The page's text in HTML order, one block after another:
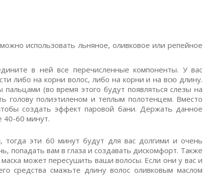
использовать льняное, оливковое или репейное
в ней все перечисленные компоненты. У вас
либо на корни волос, либо на корни и на всю длину.
(во время этого будут появляться слезы на
голову полиэтиленом и теплым полотенцем. Вместо
создать эффект паровой бани. Держать данное
40-60 минут.
тогда эти 60 минут будут для вас долгими и очень
попадать вам в глаза и создавать дискомфорт. Также
может пересушить ваши волосы. Если они у вас и
средства смажьте длину волос оливковым маслом